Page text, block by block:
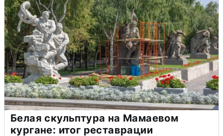
Белая скульптура на Мамаевом
кургане: итог реставрации